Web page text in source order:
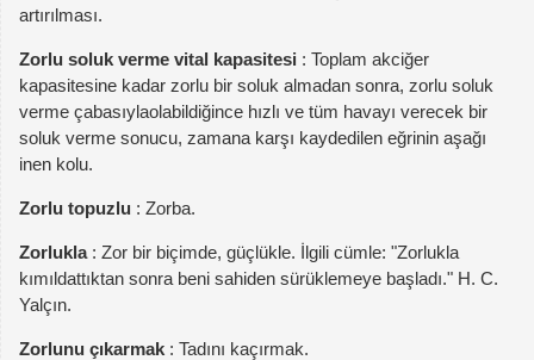
artırılması.
Zorlu soluk verme vital kapasitesi : Toplam akciğer
kapasitesine kadar zorlu bir soluk almadan sonra, zorlu soluk
verme çabasıylaolabildiğince hızlı ve tüm havayı verecek bir
soluk verme sonucu, zamana karşı kaydedilen eğrinin aşağı
inen kolu.
Zorlu topuzlu : Zorba.
Zorlukla: Zor bir biçimde, güçlükle. İlgili cümle: "Zorlukla
kımıldattıktan sonra beni sahiden sürüklemeye başladı." H. C.
Yalçın.
Zorlunu çıkarmak : Tadını kaçırmak.